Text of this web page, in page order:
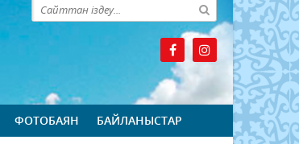
ФОТОБАЯН БАЙЛАНЫСТАР